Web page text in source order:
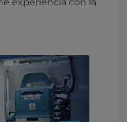
experiencia con la